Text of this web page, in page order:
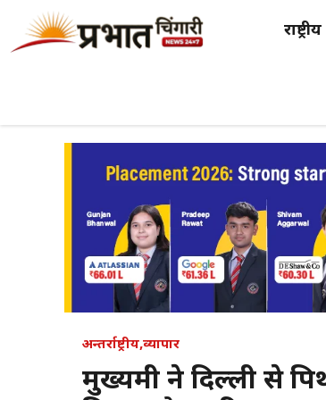
राष्ट्रीय
अन्तर्राष्ट्रीय,व्यापार
मुख्यमंत्री ने दिल्ली से